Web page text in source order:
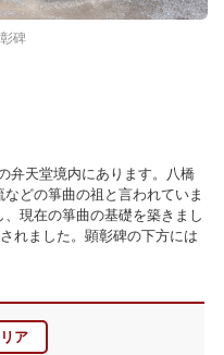
碑
弁天堂境内にあります。八橋
どの箏曲の祖と言われていま
現在の箏曲の基礎を築きまし
れました。顕彰碑の下方には
ア